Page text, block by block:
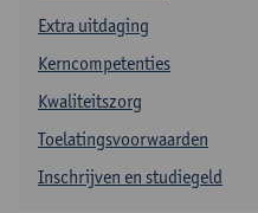
Extra uitdaging
Kerncompetenties
Kwaliteitszorg
Toelatingsvoorwaarden
Inschrijven en studiegeld